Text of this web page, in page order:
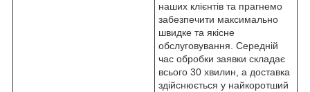
наших клієнтів та прагнемо
забезпечити максимально
швидке та якісне
обслуговування. Середній
час обробки заявки складає
всього 30 хвилин, а доставка
здійснюється у найкоротший